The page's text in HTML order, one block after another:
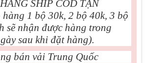
SHIP COD TẬN
1 bộ 30k, 2 bộ 40k, 3 bộ
sẽ nhận được hàng trong
sau khi đặt hàng).
bán vải Trung Quốc